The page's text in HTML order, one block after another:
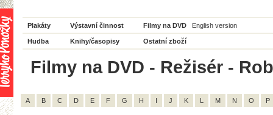
Plakáty Výstavní činnost Filmy na DVD English version
Hudba Knihy/časopisy Ostatní zboží
Filmy na DVD - Režisér -
A B C D E F G H I J K L M N O P